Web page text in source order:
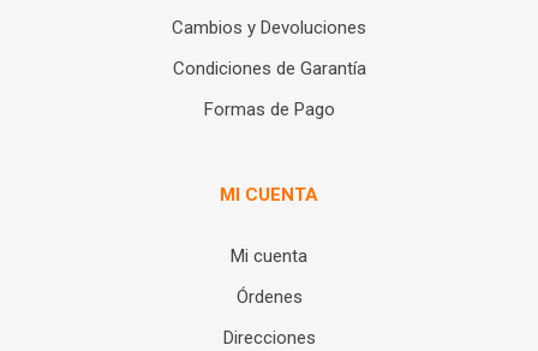
Cambios y Devoluciones
Condiciones de Garantía
Formas de Pago
MI CUENTA
Mi cuenta
Órdenes
Direcciones